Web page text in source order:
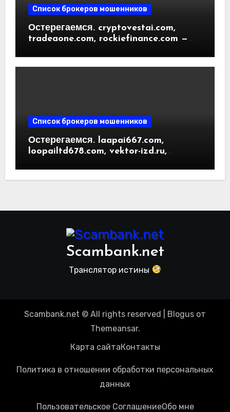
Список брокеров мошенников
Остерегаемся. cryptovestai.com,
tradeaone.com, rockiefinance.com —
трейдинга. Отзывы пользователей
Список брокеров мошенников
Остерегаемся. laapai667.com,
loopailtd678.com, vektor-izd.ru,
видом инвест проектов. Отзывы
Scambank.net
Транслятор истины
Scambank.net © All rights reserved Blogus от
Themeansar.
Карта сайтаКонтакты
Политика в отношении обработки персональных
данных
Пользовательское СоглашениеОбо мне